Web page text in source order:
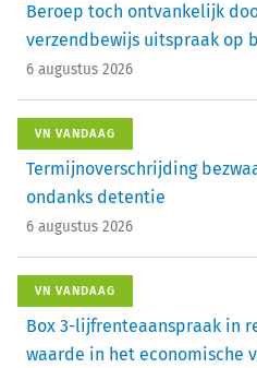
Beroep toch ontvankelijk
verzendbewijs uitspraak op
6 augustus 2026
VN VANDAAG
Termijnoverschrijding
ondanks detentie
6 augustus 2026
VN VANDAAG
Box 3-lijfrenteaanspraak in
waarde in het economische